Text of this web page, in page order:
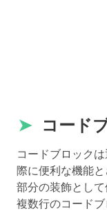
➤ コード
コードブロック
際に便利な機能
部分の装飾とし
複数行のコードブ